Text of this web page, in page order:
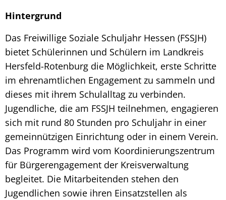
Hintergrund
Das Freiwillige Soziale Schuljahr Hessen (FSSJH)
bietet Schülerinnen und Schülern im Landkreis
Hersfeld-Rotenburg die Möglichkeit, erste Schritte
im ehrenamtlichen Engagement zu sammeln und
dieses mit ihrem Schulalltag zu verbinden.
Jugendliche, die am FSSJH teilnehmen, engagieren
sich mit rund 80 Stunden pro Schuljahr in einer
gemeinnützigen Einrichtung oder in einem Verein.
Das Programm wird vom Koordinierungszentrum
für Bürgerengagement der Kreisverwaltung
begleitet. Die Mitarbeitenden stehen den
Jugendlichen sowie ihren Einsatzstellen als